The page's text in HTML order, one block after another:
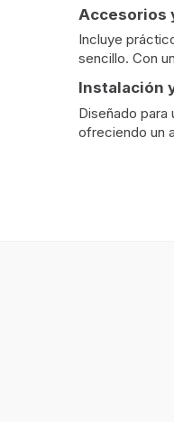
Accesorios
Incluye
sencillo. Con
Instalación
Diseñado para
ofreciendo un